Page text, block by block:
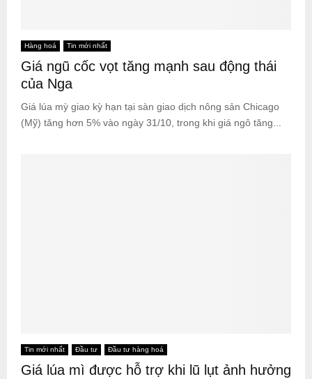
Hàng hoá Tin mới nhất
Giá ngũ cốc vọt tăng mạnh sau động thái
của Nga
Giá lúa mỳ giao kỳ hạn tại sàn giao dịch nông sản Chicago
(Mỹ) tăng hơn 5% vào ngày 31/10, trong khi giá ngô tăng...
Tin mới nhất Đầu tư Đầu tư hàng hoá
Giá lúa mì được hỗ trợ khi lũ lụt ảnh hưởng